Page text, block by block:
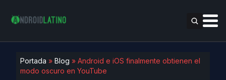
Portada » Blog » Android e iOS finalmente obtienen el
modo oscuro en YouTube